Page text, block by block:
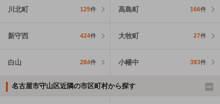
川北町 125件 高島町 166件
新守西 424件 大牧町 27件
白山 284件 小幡中 393件
名古屋市守山区近隣の市区町村から探す